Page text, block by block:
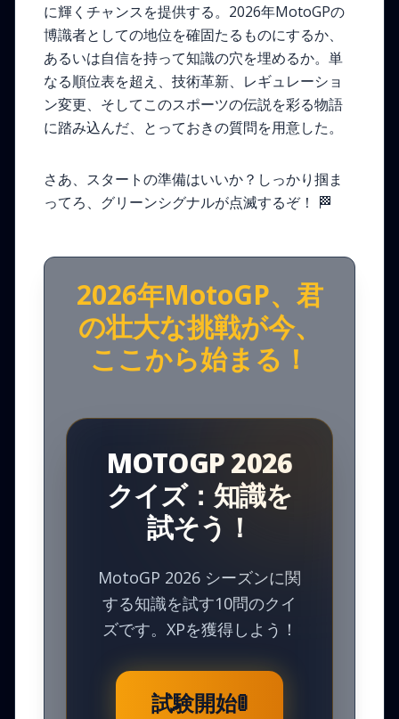
に輝くチャンスを提供する。2026年MotoGPの
博識者としての地位を確固たるものにするか、
あるいは自信を持って知識の穴を埋めるか。単
なる順位表を超え、技術革新、レギュレーショ
ン変更、そしてこのスポーツの伝説を彩る物語
に踏み込んだ、とっておきの質問を用意した。
さあ、スタートの準備はいいか？しっかり掴ま
ってろ、グリーンシグナルが点滅するぞ！ 🏁
2026年MotoGP、君
の壮大な挑戦が今、
ここから始まる！
MOTOGP 2026
クイズ：知識を
試そう！
MotoGP 2026 シーズンに関
する知識を試す10問のクイ
ズです。XPを獲得しよう！
試験開始🚦